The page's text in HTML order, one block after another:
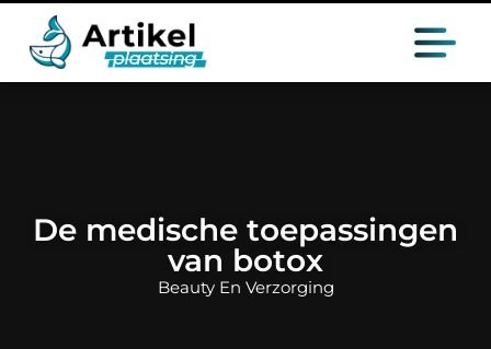
De medische toepassingen
van botox
Beauty En Verzorging